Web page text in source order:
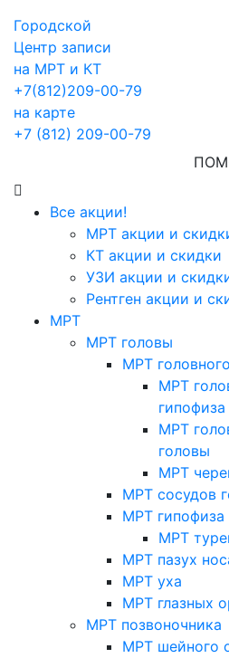
Городской
Центр записи
на МРТ и КТ
+7(812)209-00-79
на карте
+7 (812) 209-00-79
Все акции!
МРТ акции и
КТ акции и скидки
УЗИ акции и
Рентген акции и
МРТ
МРТ головы
МРТ
МРТ
гипофиза
МРТ
головы
МРТ
МРТ сосудов
МРТ гипофиза
МРТ
МРТ пазух
МРТ уха
МРТ глазных
МРТ позвоночника
МРТ шейного